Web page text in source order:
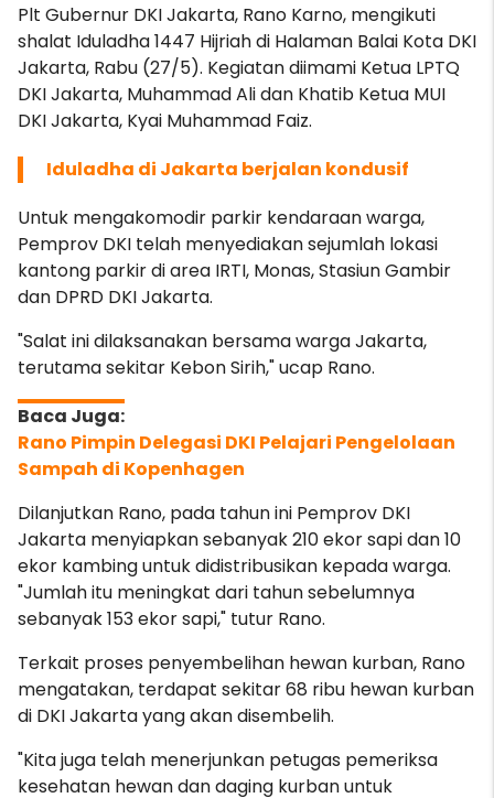
Plt Gubernur DKI Jakarta, Rano Karno, mengikuti
shalat Iduladha 1447 Hijriah di Halaman Balai Kota DKI
Jakarta, Rabu (27/5). Kegiatan diimami Ketua LPTQ
DKI Jakarta, Muhammad Ali dan Khatib Ketua MUI
DKI Jakarta, Kyai Muhammad Faiz.
Iduladha di Jakarta berjalan kondusif
Untuk mengakomodir parkir kendaraan warga,
Pemprov DKI telah menyediakan sejumlah lokasi
kantong parkir di area IRTI, Monas, Stasiun Gambir
dan DPRD DKI Jakarta.
"Salat ini dilaksanakan bersama warga Jakarta,
terutama sekitar Kebon Sirih," ucap Rano.
Rano Pimpin Delegasi DKI Pelajari Pengelolaan
Sampah di Kopenhagen
Dilanjutkan Rano, pada tahun ini Pemprov DKI
Jakarta menyiapkan sebanyak 210 ekor sapi dan 10
ekor kambing untuk didistribusikan kepada warga.
"Jumlah itu meningkat dari tahun sebelumnya
sebanyak 153 ekor sapi," tutur Rano.
Terkait proses penyembelihan hewan kurban, Rano
mengatakan, terdapat sekitar 68 ribu hewan kurban
di DKI Jakarta yang akan disembelih.
"Kita juga telah menerjunkan petugas pemeriksa
kesehatan hewan dan daging kurban untuk